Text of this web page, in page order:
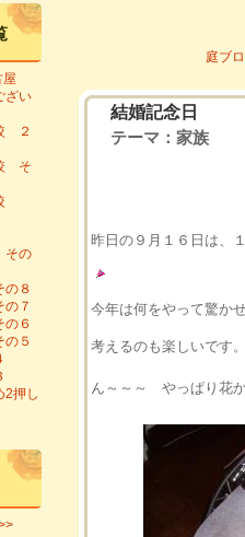
庭ブ
結婚記念日
テーマ： 家族
昨日の９月１６日は、
今年は何をやって驚か
考えるのも楽しいです
ん～～～ やっぱり花
ざい
２
そ
その
８
７
６
５
2押し